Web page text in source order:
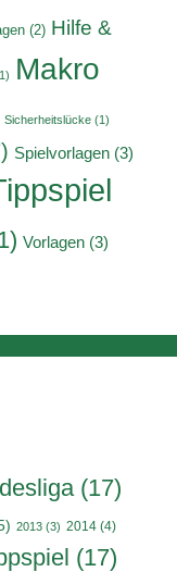
(2) Hilfe &
Makro
Sicherheitslücke (1)
Spielvorlagen (3)
Vorlagen (3)
(17)
2013 (3) 2014 (4)
(17)